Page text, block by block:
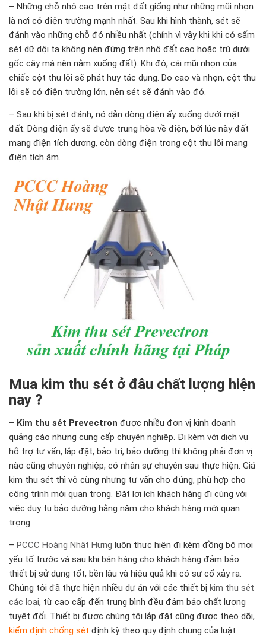
– Những chỗ nhô cao trên mặt đất giống như những mũi nhọn
là nơi có điện trường mạnh nhất. Sau khi hình thành, sét sẽ
đánh vào những chỗ đó nhiều nhất (chính vì vậy khi khi có sấm
sét dữ dội ta không nên đứng trên nhô đất cao hoặc trú dưới
gốc cây mà nên nằm xuống đất). Khi đó, cái mũi nhọn của
chiếc cột thu lôi sẽ phát huy tác dụng. Do cao và nhọn, cột thu
lôi sẽ có điện trường lớn, nên sét sẽ đánh vào đó.
– Sau khi bị sét đánh, nó dẫn dòng điện ấy xuống dưới mặt
đất. Dòng điện ấy sẽ được trung hòa về điện, bởi lúc này đất
mang điện tích dương, còn dòng điện trong cột thu lôi mang
điện tích âm.
Mua kim thu sét ở đâu chất lượng hiện
nay ?
– Kim thu sét Prevectron được nhiều đơn vị kinh doanh
quảng cáo nhưng cung cấp chuyên nghiệp. Đi kèm với dịch vụ
hỗ trợ tư vấn, lắp đặt, bảo trì, bảo dưỡng thì không phải đơn vị
nào cũng chuyên nghiệp, có nhân sự chuyên sau thực hiện. Giá
kim thu sét thì vô cùng nhưng tư vấn cho đúng, phù hợp cho
công trình mới quan trọng. Đặt lợi ích khách hàng đi cùng với
việc duy tu bảo dưỡng hằng năm cho khách hàng mới quan
trọng.
– PCCC Hoàng Nhật Hưng luôn thực hiện đi kèm đồng bộ mọi
yếu tố trước và sau khi bán hàng cho khách hàng đảm bảo
thiết bị sử dụng tốt, bền lâu và hiệu quả khi có sư cố xảy ra.
Chúng tôi đã thực hiện nhiều dự án với các thiết bị kim thu sét
các loại, từ cao cấp đến trung bình đều đảm bảo chất lượng
tuyệt đối. Thiết bị được chúng tôi lắp đặt cũng được theo dõi,
kiểm định chống sét định kỳ theo quy định chung của luật